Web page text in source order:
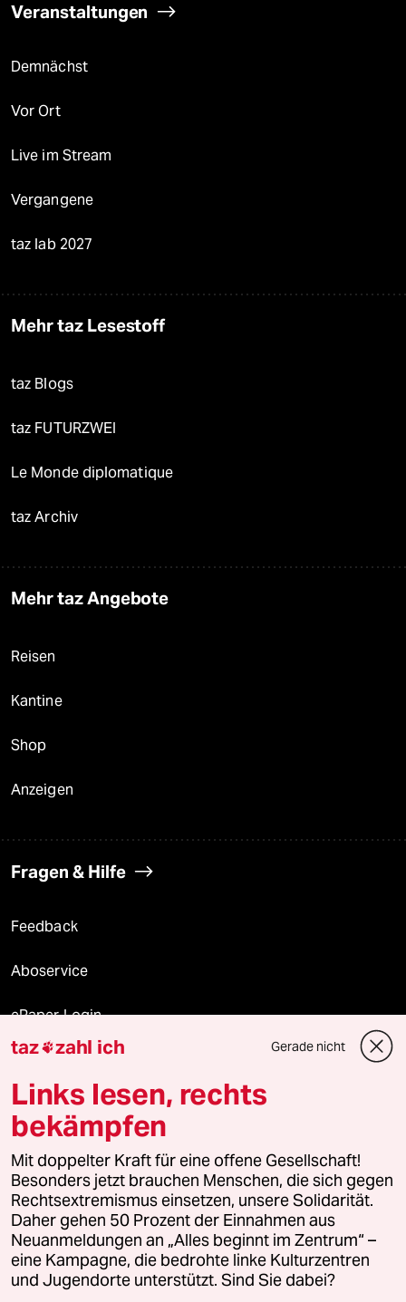
Veranstaltungen
Demnächst
Vor Ort
Live im Stream
Vergangene
taz lab 2027
Mehr taz Lesestoff
taz Blogs
taz FUTURZWEI
Le Monde diplomatique
taz Archiv
Mehr taz Angebote
Reisen
Kantine
Shop
Anzeigen
Fragen & Hilfe
Feedback
Aboservice
ePaper Login
Downloads für Abonnierende
© 2026 taz Verlags und Vertriebs GmbH
Alle Rechte vorbehalten. Bei rechtlichen Fragen oder für Genehmigungen
wenden Sie sich bitte an
lizenzen@taz.de
Feedback Redaktionsstatut Kommune-Richtlinien
Leitlinie Informant Datenschutz Impressum AGB
taz zahl ich Gerade nicht
Links lesen, rechts
bekämpfen
Mit doppelter Kraft für eine offene Gesellschaft!
Besonders jetzt brauchen Menschen, die sich gegen
Rechtsextremismus einsetzen, unsere Solidarität.
Daher gehen 50 Prozent der Einnahmen aus
Neuanmeldungen an „Alles beginnt im Zentrum“ –
eine Kampagne, die bedrohte linke Kulturzentren
und Jugendorte unterstützt. Sind Sie dabei?